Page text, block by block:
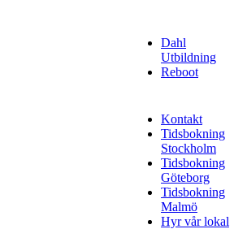
Dahl
Utbildning
Reboot
Kontakt
Tidsbokning
Stockholm
Tidsbokning
Göteborg
Tidsbokning
Malmö
Hyr vår lokal